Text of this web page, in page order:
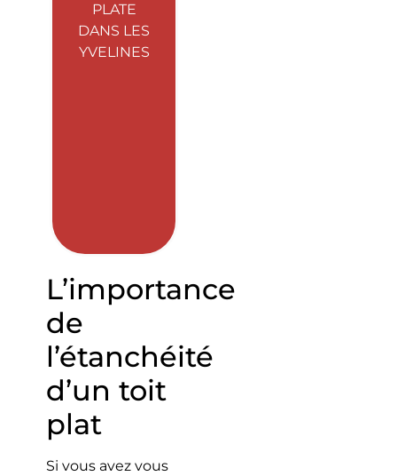
PLATE
DANS LES
YVELINES
L’importance
de
l’étanchéité
d’un toit
plat
Si vous avez vous